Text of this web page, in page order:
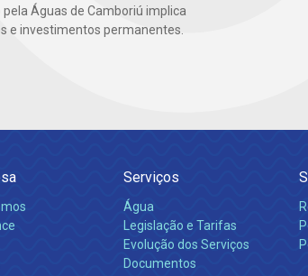
Águas de Camboriú implica
e investimentos permanentes.
Serviços
Água
Legislação e Tarifas
Evolução dos Serviços
Documentos